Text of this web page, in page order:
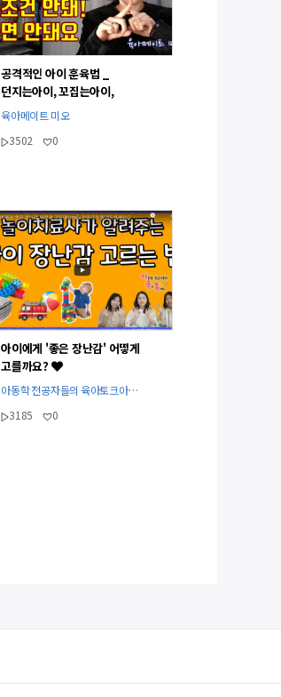
공격적인 아이 훈육법 _
던지는아이, 꼬집는아이,
때리는아이 행동수정
육아메이트 미오
3502
0
아이에게 '좋은 장난감' 어떻게
고를까요?
아동학 전공자들의 육아토크아…
3185
0